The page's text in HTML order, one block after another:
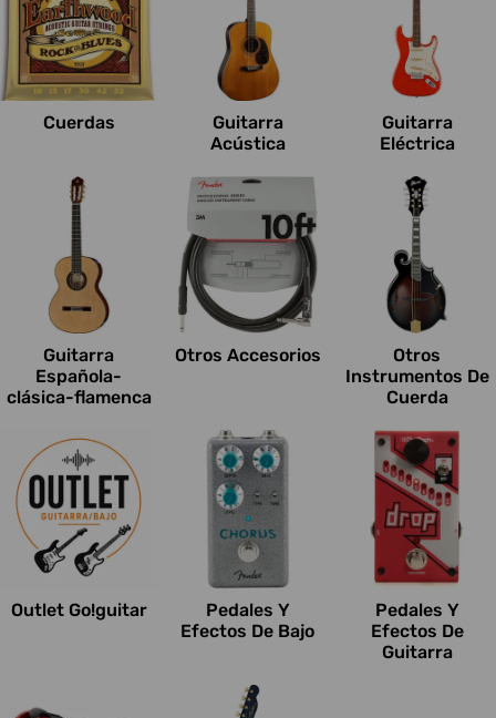
Cuerdas
Guitarra
Acústica
Guitarra
Eléctrica
Guitarra
Española-
clásica-flamenca
Otros Accesorios
Otros
Instrumentos De
Cuerda
Outlet Go!guitar
Pedales Y
Efectos De Bajo
Pedales Y
Efectos De
Guitarra